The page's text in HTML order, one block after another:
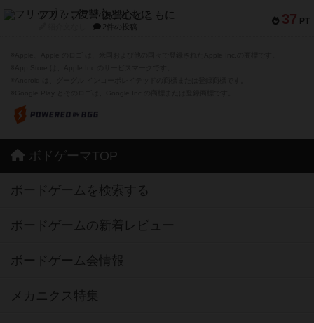
37 PT
フリップ７：復讐心とともに
2件の投稿
ボドゲーマTOP
ボードゲームを検索する
ボードゲームの新着レビュー
ボードゲーム会情報
メカニクス特集